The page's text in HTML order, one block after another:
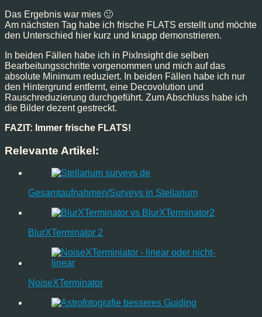
Das Ergebnis war mies 🙂
Am nächsten Tag habe ich frische FLATS erstellt und möchte
den Unterschied hier kurz und knapp demonstrieren.
In beiden Fällen habe ich in PixInsight die selben
Bearbeitungsschritte vorgenommen und mich auf das
absolute Minimum reduziert. In beiden Fällen habe ich nur
den Hintergrund entfernt, eine Decovolution und
Rauschreduzierung durchgeführt. Zum Abschluss habe ich
die Bilder dezent gestreckt.
FAZIT: Immer frische FLATS!
Relevante Artikel:
Gesamtaufnahmen/Surveys in Stellarium
BlurXTerminator 2
NoiseXTerminator